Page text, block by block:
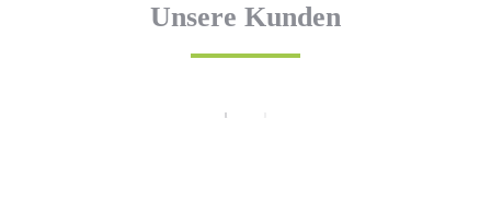
Unsere Kunden